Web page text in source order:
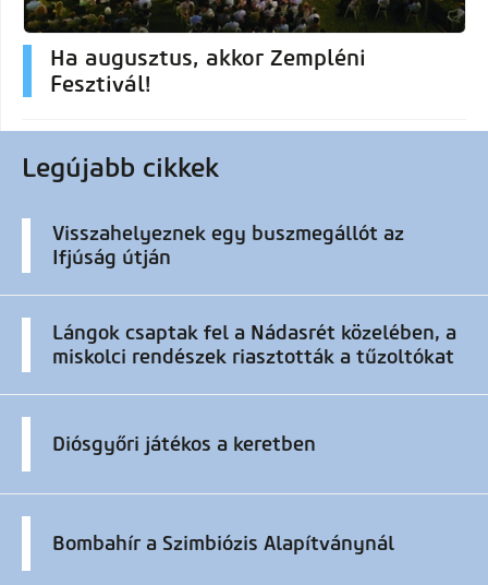
Ha augusztus, akkor Zempléni
Fesztivál!
Legújabb cikkek
Visszahelyeznek egy buszmegállót az
Ifjúság útján
Lángok csaptak fel a Nádasrét közelében, a
miskolci rendészek riasztották a tűzoltókat
Diósgyőri játékos a keretben
Bombahír a Szimbiózis Alapítványnál